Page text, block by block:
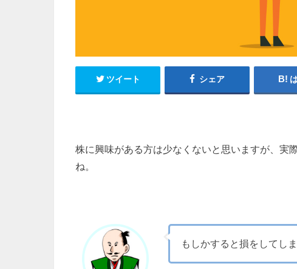
ツイート シェア
株に興味がある方は少なくないと思いますが、実
ね。
もしかすると損をしてし